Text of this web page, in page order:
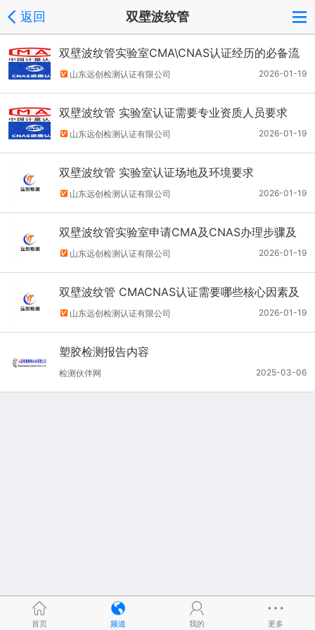
返回 双壁波纹管
双壁波纹管实验室CMA\CNAS认证经历的必备流
程
2026-01-19
山东远创检测认证有限公司
双壁波纹管 实验室认证需要专业资质人员要求
2026-01-19
山东远创检测认证有限公司
双壁波纹管 实验室认证场地及环境要求
2026-01-19
山东远创检测认证有限公司
双壁波纹管实验室申请CMA及CNAS办理步骤及
流程简单说说
2026-01-19
山东远创检测认证有限公司
双壁波纹管 CMACNAS认证需要哪些核心因素及
步骤
2026-01-19
山东远创检测认证有限公司
塑胶检测报告内容
2025-03-06
检测伙伴网
首页 频道 我的 更多